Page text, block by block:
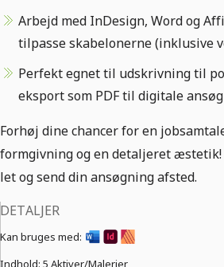
Arbejd med InDesign, Word og
tilpasse skabelonerne (inklusive
Perfekt egnet til udskrivning til
eksport som PDF til digitale
Forhøj dine chancer for en
formgivning og en detaljeret
let og send din ansøgning afsted.
DETALJER
Kan bruges med:
Indhold: 5 Aktiver/Malerier